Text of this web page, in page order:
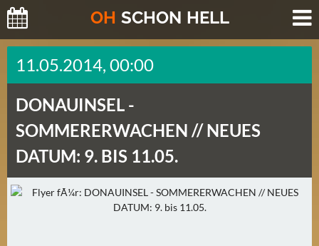
OH SCHON HELL
H
E
T
E
(
0
)
11.05.2014, 00:00
DONAUINSEL -
SOMMERERWACHEN // NEUES
DATUM: 9. BIS 11.05.